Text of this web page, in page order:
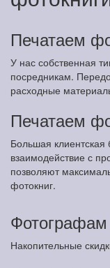
Печатаем
У нас собственная
посредникам.
расходные
Печатаем
Большая
взаимодействие с
позволяют
фотокниг.
Фотографам
Накопительные